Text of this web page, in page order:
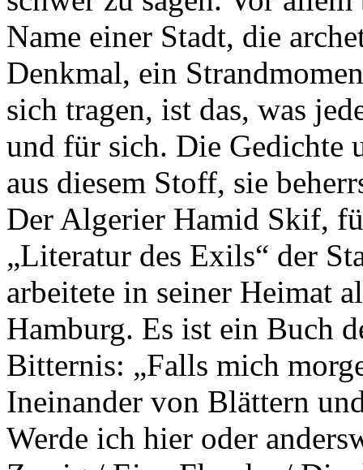
Name einer Stadt, die
Denkmal, ein
sich tragen, ist das, was
und für sich. Die Gedichte
aus diesem Stoff, sie
Der Algerier Hamid Skif,
„Literatur des Exils“ der
arbeitete in seiner Heimat
Hamburg. Es ist ein Buch
Bitternis: „Falls mich
Ineinander von Blättern
Werde ich hier oder